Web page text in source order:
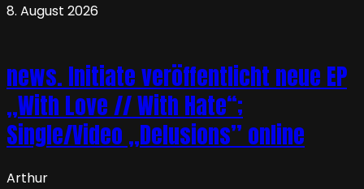
8. August 2026
news. Initiate veröffentlicht neue EP
„With Love // With Hate“;
Single/Video „Delusions” online
Arthur